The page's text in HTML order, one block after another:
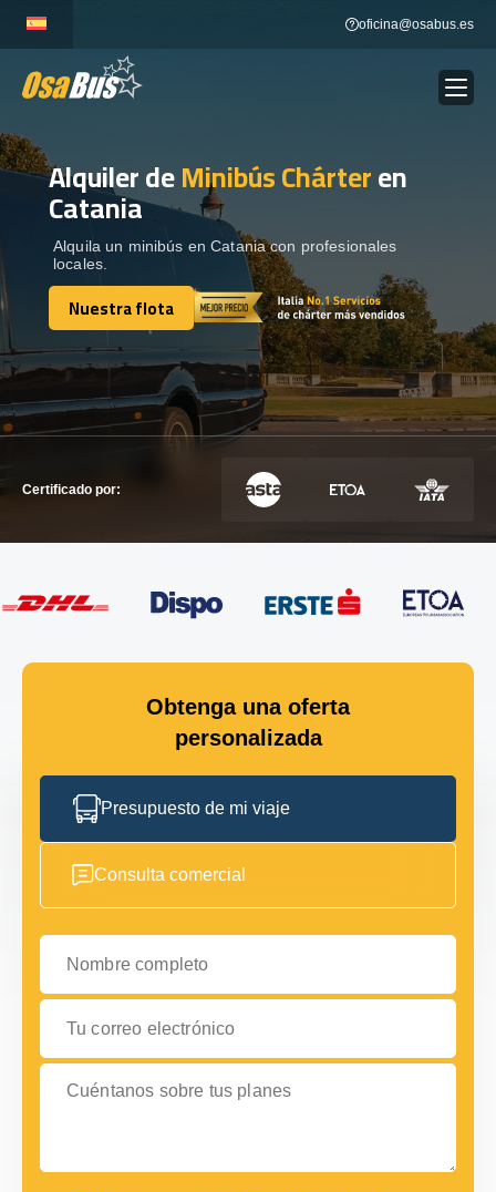
content
oficina@osabus.es
ALQUILER DE AUTOCARES Show dropdown
DESTINOS
RECORRIDAS Show dropdown
Alquiler deMinibús Chárteren
Catania
Alquila un minibús en Catania con profesionales
locales.
Nuestra flota
Nuestra flota
Certificado por:
Obtenga una oferta
personalizada
Presupuesto de mi viaje
Consulta comercial
Nombre completo
Tu correo electrónico
Cuéntanos sobre tus planes